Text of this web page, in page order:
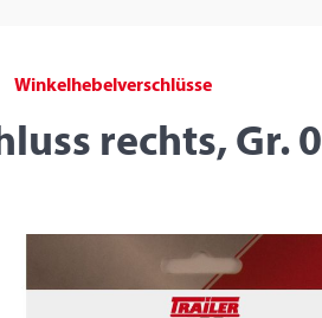
Winkelhebelverschlüsse
rechts, Gr. 0